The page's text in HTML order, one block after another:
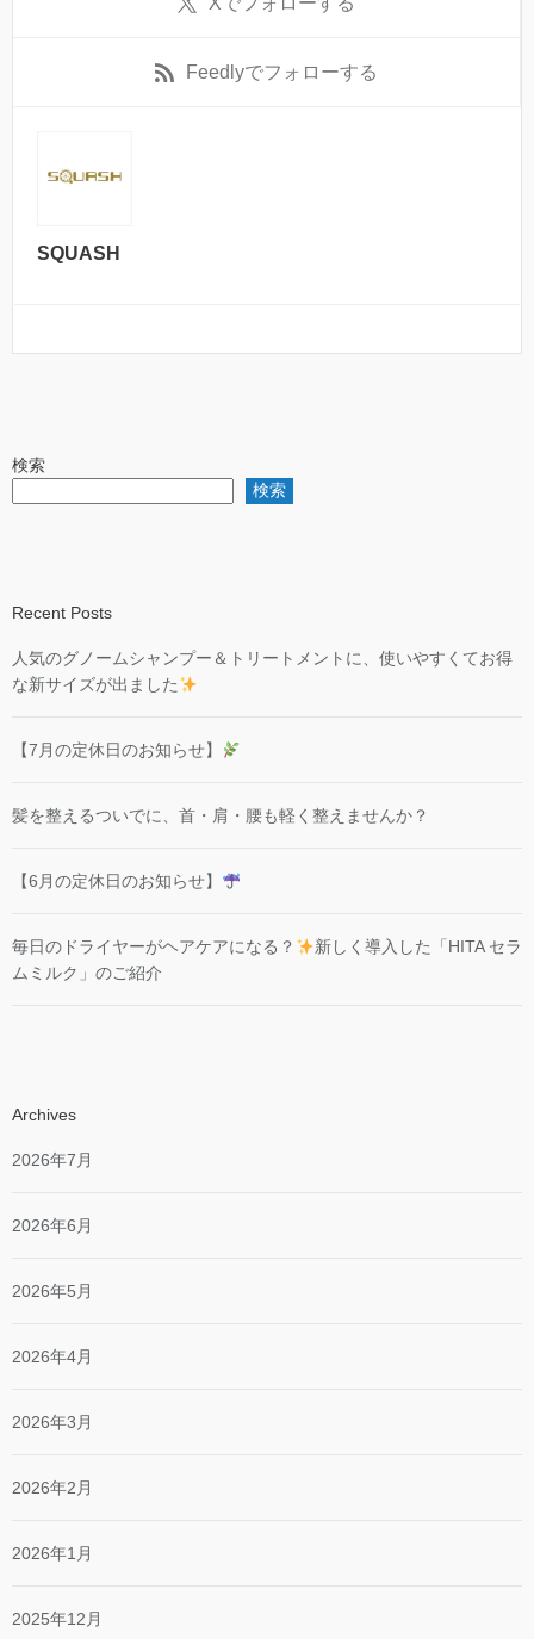
Feedlyでフォローする
SQUASH
検索
検索
Recent Posts
人気のグノームシャンプー＆トリートメントに、使いやすくてお得
な新サイズが出ました
【7月の定休日のお知らせ】
髪を整えるついでに、首・肩・腰も軽く整えませんか？
【6月の定休日のお知らせ】
毎日のドライヤーがヘアケアになる？
新しく導入した「HITA セラ
ムミルク」のご紹介
Archives
2026年7月
2026年6月
2026年5月
2026年4月
2026年3月
2026年2月
2026年1月
2025年12月